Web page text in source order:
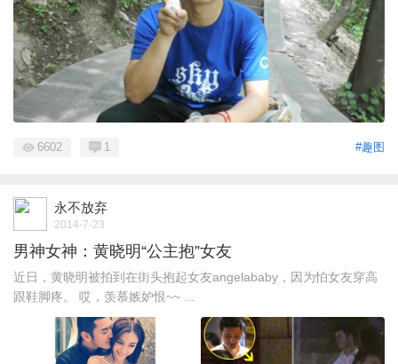
#趣图
6602 1
永不放弃
2014-7-23
男神女神：黄晓明“公主抱”女友
近日，黄晓明被拍到在街头抱起女友angelababy，因为怕女友穿高
跟鞋脚疼。 哎，羡慕嫉妒恨~~ ...